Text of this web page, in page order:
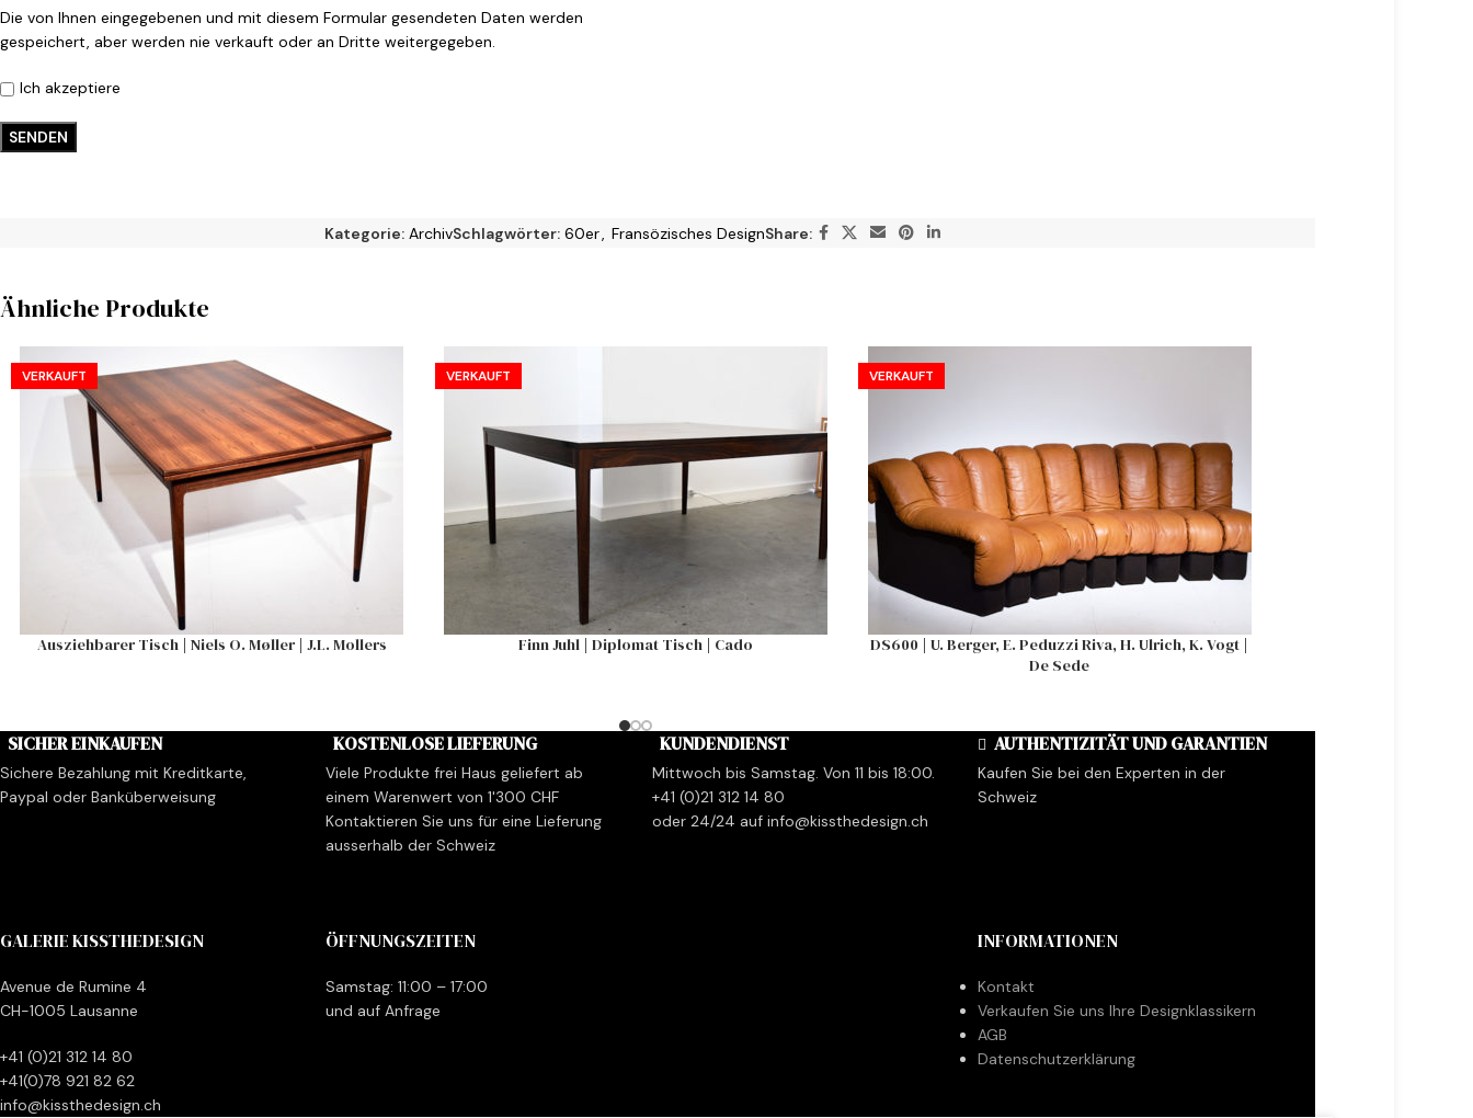
Die von Ihnen eingegebenen und mit diesem Formular gesendeten Daten werden
gespeichert, aber werden nie verkauft oder an Dritte weitergegeben.
Ich akzeptiere
Kategorie: ArchivSchlagwörter: 60er Fransözisches DesignShare:
Ähnliche Produkte
VERKAUFT
Ausziehbarer Tisch | Niels O. Møller | J.L. Mollers
VERKAUFT
Finn Juhl | Diplomat Tisch | Cado
VERKAUFT
DS600 | U. Berger, E. Peduzzi Riva, H. Ulrich, K. Vogt |
De Sede
SICHER EINKAUFEN
Sichere Bezahlung mit Kreditkarte,
Paypal oder Banküberweisung
KOSTENLOSE LIEFERUNG
Viele Produkte frei Haus geliefert ab
einem Warenwert von 1'300 CHF
Kontaktieren Sie uns für eine Lieferung
ausserhalb der Schweiz
KUNDENDIENST
Mittwoch bis Samstag. Von 11 bis 18:00.
+41 (0)21 312 14 80
oder 24/24 auf info@kissthedesign.ch
AUTHENTIZITÄT UND GARANTIEN
Kaufen Sie bei den Experten in der
Schweiz
GALERIE KISSTHEDESIGN
Avenue de Rumine 4
CH-1005 Lausanne
+41 (0)21 312 14 80
+41(0)78 921 82 62
info@kissthedesign.ch
ÖFFNUNGSZEITEN
Samstag: 11:00 – 17:00
und auf Anfrage
INFORMATIONEN
Kontakt
Verkaufen Sie uns Ihre Designklassikern
AGB
Datenschutzerklärung